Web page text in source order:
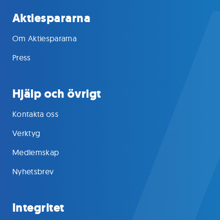
Aktiespararna
Om Aktiespararna
Press
Hjälp och övrigt
Kontakta oss
Verktyg
Medlemskap
Nyhetsbrev
Integritet